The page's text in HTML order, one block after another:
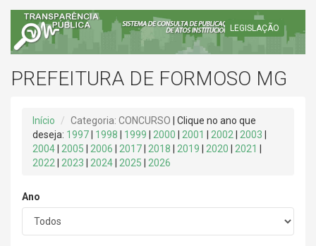
LEGISLAÇÃO
PREFEITURA DE FORMOSO MG
Início Categoria: CONCURSO | Clique no ano que
deseja: 1997 1998 1999 2000 2001 2002 2003
2004
2005 2006 2017 2018 2019 2020 2021
2022
2023 2024 2025 2026
Ano